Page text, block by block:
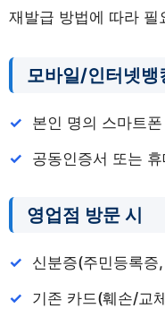
재발급 방법에 따라 필
모바일/인터넷뱅
본인 명의 스마트폰
공동인증서 또는
영업점 방문 시
신분증(주민등록증
기존 카드(훼손/교